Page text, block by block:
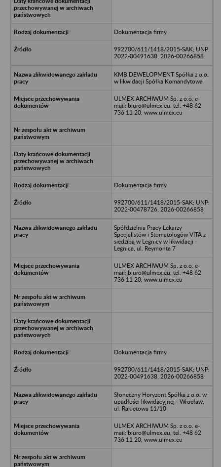
Dokumentacja firmy
992700/611/1418/2015-SAK; UNP:
2022-00491638, 2026-00266858
KMB DEWELOPMENT Spółka z o.o.
w likwidacji Spółka Komandytowa
ULMEX ARCHIWUM Sp. z o.o. e-
mail: biuro@ulmex.eu, tel. +48 62
736 11 20, www.ulmex.eu
Dokumentacja firmy
992700/611/1418/2015-SAK; UNP:
2022-00478726, 2026-00266858
Spółdzielnia Pracy Lekarzy
Specjalistów i Stomatologów VITA z
siedzibą w Legnicy w likwidacji -
Legnica, ul. Reymonta 7
ULMEX ARCHIWUM Sp. z o.o. e-
mail: biuro@ulmex.eu, tel. +48 62
736 11 20, www.ulmex.eu
Dokumentacja firmy
992700/611/1418/2015-SAK; UNP:
2022-00491638, 2026-00266858
Słoneczny Horyzont Spółka z o.o. w
upadłości likwidacyjnej - Wrocław,
ul. Rakietowa 11/10
ULMEX ARCHIWUM Sp. z o.o. e-
mail: biuro@ulmex.eu, tel. +48 62
736 11 20, www.ulmex.eu